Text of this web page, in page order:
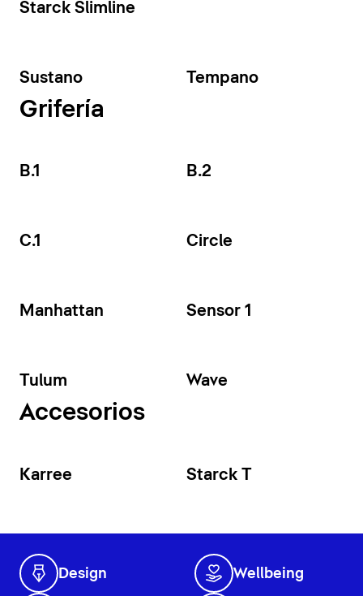
Starck Slimline
Sustano Tempano
Grifería
B.1 B.2
C.1 Circle
Manhattan Sensor 1
Tulum Wave
Accesorios
Karree Starck T
Design Wellbeing